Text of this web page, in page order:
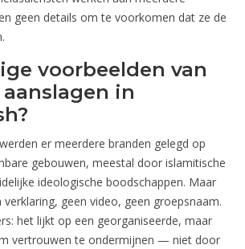
geen details om te voorkomen dat ze de
voorbeelden van
in
er meerdere branden gelegd op
gebouwen, meestal door islamitische
ideologische boodschappen. Maar
verklaring, geen video, geen groepsnaam.
het lijkt op een georganiseerde, maar
vertrouwen te ondermijnen — niet door